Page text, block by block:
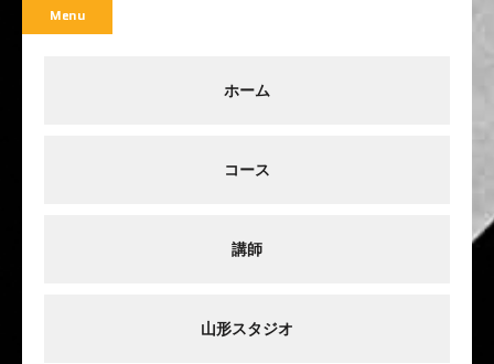
Menu
ホーム
コース
講師
山形スタジオ